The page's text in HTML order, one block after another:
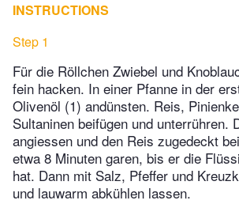
INSTRUCTIONS
Step 1
Für die Röllchen Zwiebel und
fein hacken. In einer Pfanne in der
Olivenöl (1) andünsten. Reis,
Sultaninen beifügen und unterrühren.
angiessen und den Reis zugedeckt
etwa 8 Minuten garen, bis er die
hat. Dann mit Salz, Pfeffer und
und lauwarm abkühlen lassen.